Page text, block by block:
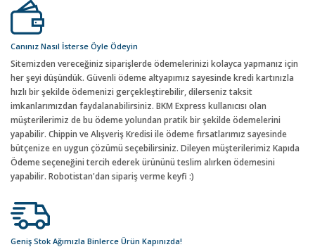
Canınız Nasıl İsterse Öyle Ödeyin
Sitemizden vereceğiniz siparişlerde ödemelerinizi kolayca yapmanız için
her şeyi düşündük. Güvenli ödeme altyapımız sayesinde kredi kartınızla
hızlı bir şekilde ödemenizi gerçekleştirebilir, dilerseniz taksit
imkanlarımızdan faydalanabilirsiniz. BKM Express kullanıcısı olan
müşterilerimiz de bu ödeme yolundan pratik bir şekilde ödemelerini
yapabilir. Chippin ve Alışveriş Kredisi ile ödeme fırsatlarımız sayesinde
bütçenize en uygun çözümü seçebilirsiniz. Dileyen müşterilerimiz Kapıda
Ödeme seçeneğini tercih ederek ürününü teslim alırken ödemesini
yapabilir. Robotistan'dan sipariş verme keyfi :)
Geniş Stok Ağımızla Binlerce Ürün Kapınızda!